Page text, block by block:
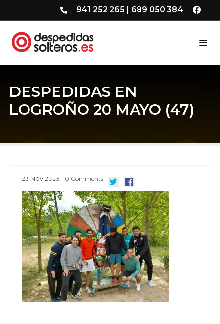
941 252 265 | 689 050 384
DESPEDIDAS EN
LOGROÑO 20 MAYO (47)
23 Nov2023 0 Comments